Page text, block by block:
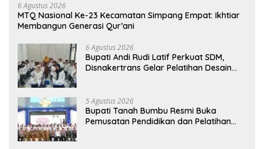
6 Agustus 2026
MTQ Nasional Ke-23 Kecamatan Simpang Empat: Ikhtiar
Membangun Generasi Qur’ani
6 Agustus 2026
Bupati Andi Rudi Latif Perkuat SDM,
Disnakertrans Gelar Pelatihan Desain
5 Agustus 2026
Bupati Tanah Bumbu Resmi Buka
Pemusatan Pendidikan dan Pelatihan